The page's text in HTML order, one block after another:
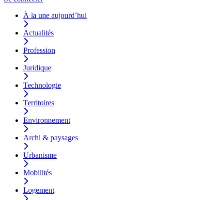
À la une aujourd’hui
Actualités
Profession
Juridique
Technologie
Territoires
Environnement
Archi & paysages
Urbanisme
Mobilités
Logement